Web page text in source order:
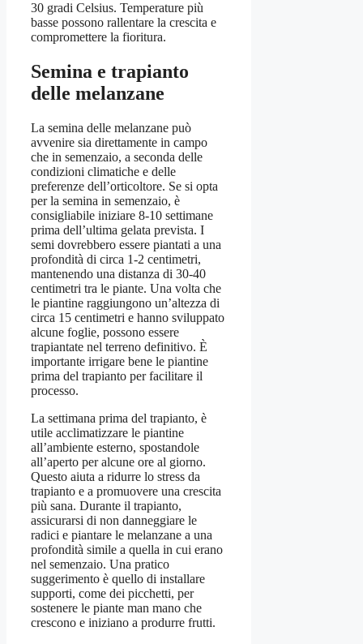
30 gradi Celsius. Temperature più
basse possono rallentare la crescita e
compromettere la fioritura.
Semina e trapianto
delle melanzane
La semina delle melanzane può
avvenire sia direttamente in campo
che in semenzaio, a seconda delle
condizioni climatiche e delle
preferenze dell’orticoltore. Se si opta
per la semina in semenzaio, è
consigliabile iniziare 8-10 settimane
prima dell’ultima gelata prevista. I
semi dovrebbero essere piantati a una
profondità di circa 1-2 centimetri,
mantenendo una distanza di 30-40
centimetri tra le piante. Una volta che
le piantine raggiungono un’altezza di
circa 15 centimetri e hanno sviluppato
alcune foglie, possono essere
trapiantate nel terreno definitivo. È
importante irrigare bene le piantine
prima del trapianto per facilitare il
processo.
La settimana prima del trapianto, è
utile acclimatizzare le piantine
all’ambiente esterno, spostandole
all’aperto per alcune ore al giorno.
Questo aiuta a ridurre lo stress da
trapianto e a promuovere una crescita
più sana. Durante il trapianto,
assicurarsi di non danneggiare le
radici e piantare le melanzane a una
profondità simile a quella in cui erano
nel semenzaio. Una pratico
suggerimento è quello di installare
supporti, come dei picchetti, per
sostenere le piante man mano che
crescono e iniziano a produrre frutti.